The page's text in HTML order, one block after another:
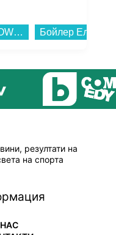
Смартфон Motorola MOTO G57 POWER 5G 256/12 GREEN , 12 GB, 256 GB...
резултати на
на спорта